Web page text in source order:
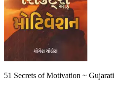
51 Secrets of Motivation ~ Gujarati